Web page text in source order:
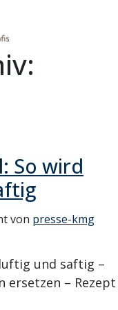
So wird
von presse-kmg
und saftig –
ersetzen – Rezept